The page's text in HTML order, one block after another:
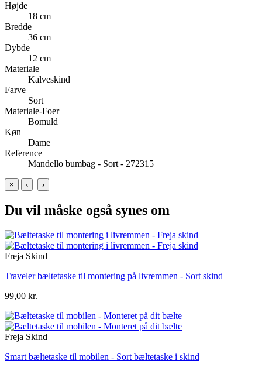
Højde
18 cm
Bredde
36 cm
Dybde
12 cm
Materiale
Kalveskind
Farve
Sort
Materiale-Foer
Bomuld
Køn
Dame
Reference
Mandello bumbag - Sort - 272315
× ‹ ›
Du vil måske også synes om
Freja Skind
Traveler bæltetaske til montering på livremmen - Sort skind
99,00 kr.
Freja Skind
Smart bæltetaske til mobilen - Sort bæltetaske i skind